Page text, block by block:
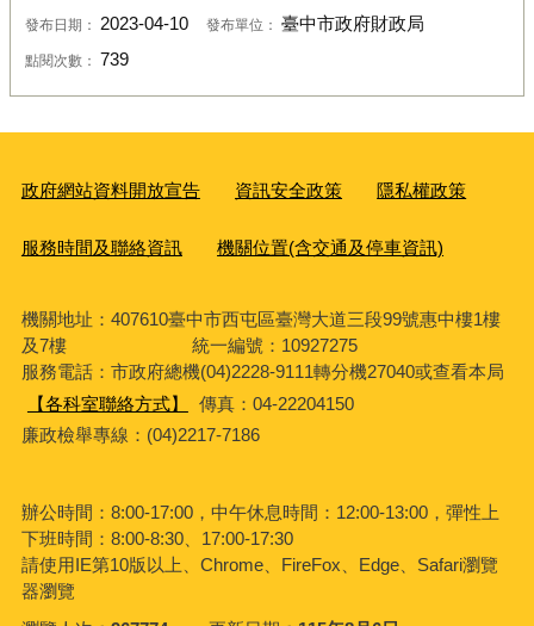
發布日期： 2023-04-10 發布單位： 臺中市政府財政局
點閱次數： 739
政府網站資料開放宣告 資訊安全政策 隱私權政策
服務時間及聯絡資訊 機關位置(含交通及停車資訊)
機關地址：407610臺中市西屯區臺灣大道三段99號惠中樓1樓
及7樓 統一編號：10927275
服務電話：市政府總機(04)2228-9111轉分機27040或查看本局
【各科室聯絡方式】
傳真：04-22204150
廉政檢舉專線：(04)2217-7186
辦公時間：8:00-17:00，中午休息時間：12:00-13:00，彈性上
下班時間：8:00-8:30、17:00-17:30
請使用IE第10版以上、Chrome、FireFox、Edge、Safari瀏覽
器瀏覽